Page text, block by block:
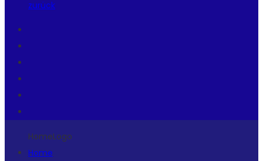
zurück
HomeLogo
Home